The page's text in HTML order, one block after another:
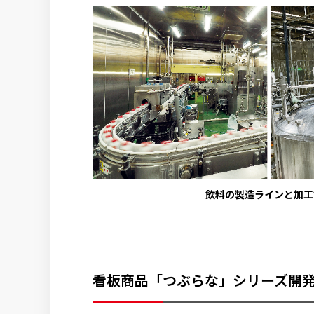
飲料の製造ラインと加
看板商品「つぶらな」シリーズ開